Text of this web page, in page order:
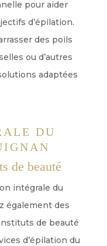
pour aider
d’épilation.
des poils
ou d’autres
adaptées
DU
de beauté
intégrale du
également des
de beauté
d’épilation du